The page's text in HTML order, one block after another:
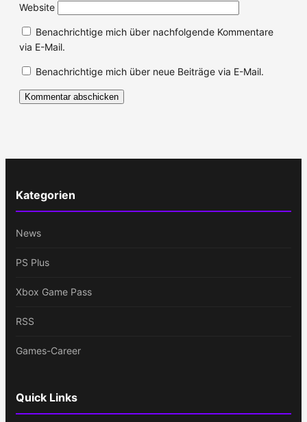
Website
Benachrichtige mich über nachfolgende Kommentare
via E-Mail.
Benachrichtige mich über neue Beiträge via E-Mail.
Kategorien
News
PS Plus
Xbox Game Pass
RSS
Games-Career
Quick Links